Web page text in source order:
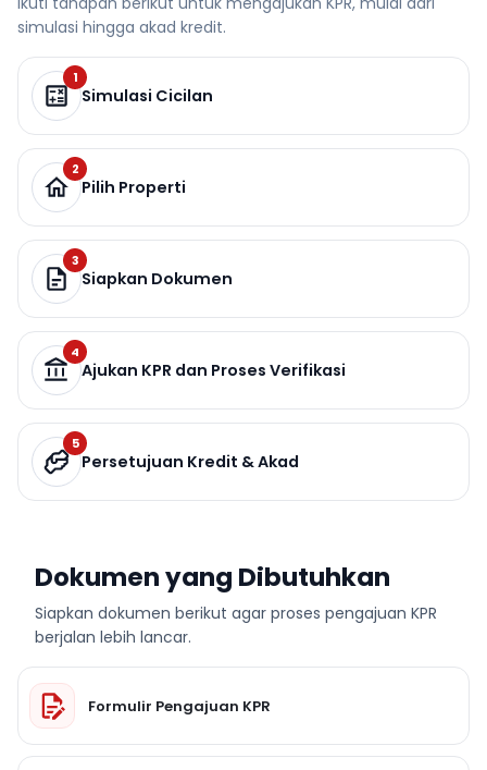
simulasi hingga akad kredit.
1
Simulasi Cicilan
2
Pilih Properti
3
Siapkan Dokumen
4
Ajukan KPR dan Proses Verifikasi
5
Persetujuan Kredit & Akad
Dokumen yang Dibutuhkan
Siapkan dokumen berikut agar proses pengajuan KPR
berjalan lebih lancar.
Formulir Pengajuan KPR